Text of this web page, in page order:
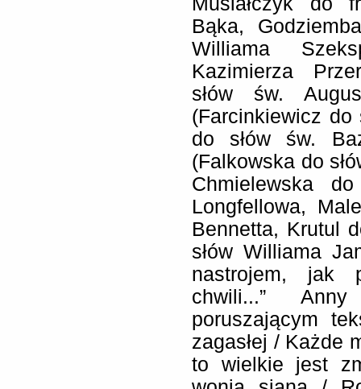
Bąka,
Williama
Kazimierza
słów św.
(Farcinkiewicz do
do słów św.
(Falkowska do
Chmielewska do
Longfellowa,
Bennetta, Krutul
słów Williama
nastrojem, jak
chwili...” Anny
poruszającym
zagasłej / Każde
to wielkie jest